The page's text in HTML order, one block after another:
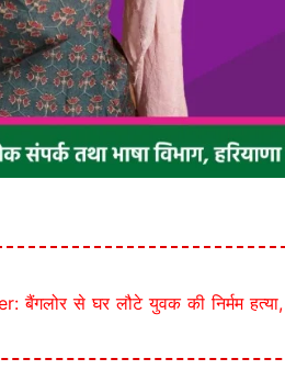
बैंगलोर से घर लौटे युवक की निर्मम